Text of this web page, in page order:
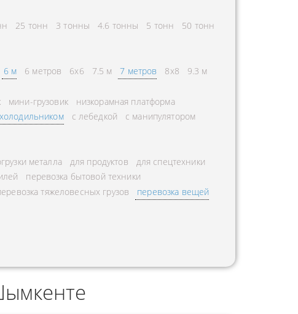
25 тонн 3 тонны 4.6 тонны 5 тонн
50 тонн
6 м 6 метров 6х6 7.5 м 7 метров 8х8 9.3 м
мини-грузовик
низкорамная платформа
с лебедкой
с манипулятором
металла для продуктов
для спецтехники
перевозка бытовой техники
тяжеловесных грузов
перевозка вещей